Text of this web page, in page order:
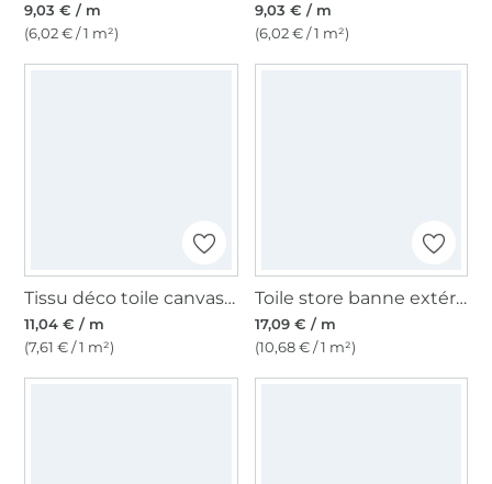
9,03 € / m
(6,02 € / 1 m²)
9,03 € / m
(6,02 € / 1 m²)
Tissu déco toile canvas uni, noir
11,04 € / m
(7,61 € / 1 m²)
Toile store banne extérieur 160cm déperlant, à rayures, blanc-jaune
17,09 € / m
(10,68 € / 1 m²)